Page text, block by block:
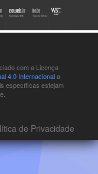
com a Licença
4.0 Internacionala
específicas estejam
de Privacidade